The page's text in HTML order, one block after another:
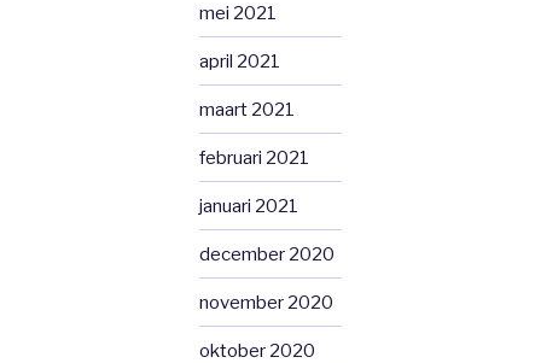
mei 2021
april 2021
maart 2021
februari 2021
januari 2021
december 2020
november 2020
oktober 2020